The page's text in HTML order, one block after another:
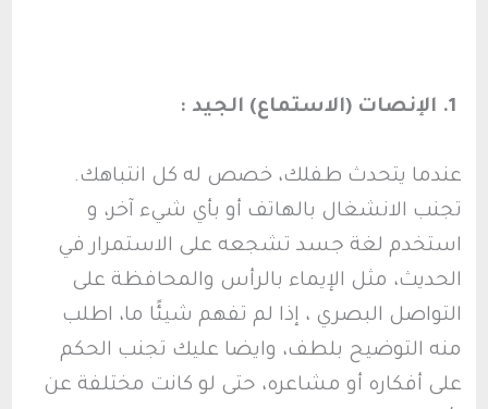
عندما يتحدث طفلك، خصص له كل انتباهك.
تجنب الانشغال بالهاتف أو بأي شيء آخر، و
استخدم لغة جسد تشجعه على الاستمرار في
الحديث، مثل الإيماء بالرأس والمحافظة على
التواصل البصري ، إذا لم تفهم شيئًا ما، اطلب
منه التوضيح بلطف، وايضا عليك تجنب الحكم
على أفكاره أو مشاعره، حتى لو كانت مختلفة عن